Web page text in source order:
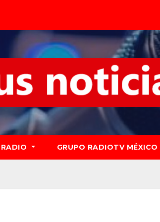
RADIO GRUPO RADIOTV MÉXICO